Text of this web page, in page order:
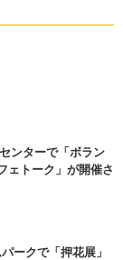
ンターで「ボラン
ェトーク」が開催さ
ークで「押花展」